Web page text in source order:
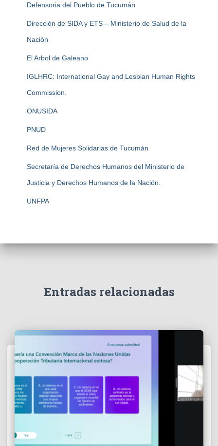
Defensoria del Pueblo de Tucumán
Dirección de SIDA y ETS – Ministerio de Salud de la
Nación
El Arbol de Galeano
IGLHRC: International Gay and Lesbian Human Rights
Commission.
ONUSIDA
PNUD
Red de Mujeres Solidarias de Tucumán
Secretaría de Derechos Humanos del Ministerio de
Justicia y Derechos Humanos de la Nación.
UNFPA
Entradas relacionadas